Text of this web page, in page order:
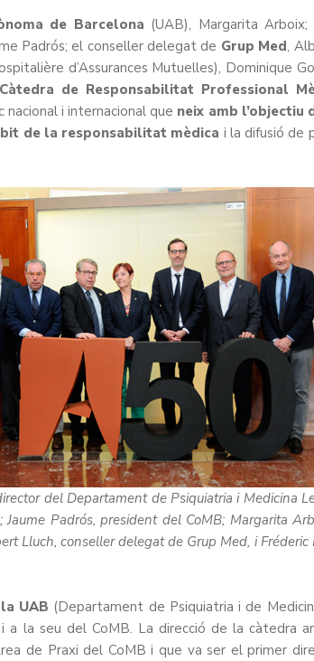
de Barcelona (UAB), Margarita
Padrós; el conseller delegat de Grup Med,
d’Assurances Mutuelles), Dominique
de Responsabilitat Professional
nacional i internacional que neix amb l’objectiu
de la responsabilitat mèdica i la difusió de
del Departament de Psiquiatria i Medicina
Jaume Padrós, president del CoMB; Margarita
Lluch, conseller delegat de Grup Med, i Fréderic
UAB (Departament de Psiquiatria i de
a la seu del CoMB. La direcció de la càtedra
de Praxi del CoMB i que va ser el primer